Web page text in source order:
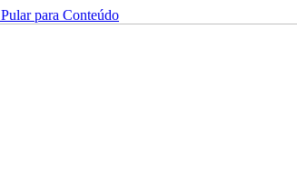
Pular para Conteúdo